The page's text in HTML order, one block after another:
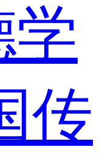
学
传